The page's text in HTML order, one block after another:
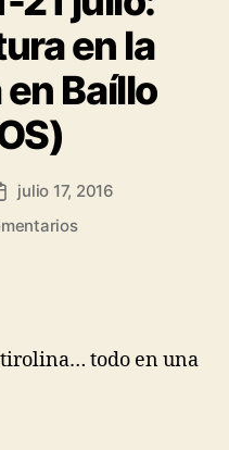
en la
Baíllo
julio 17, 2016
todo en una